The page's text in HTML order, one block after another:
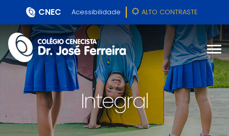
CNEC Acessibilidade ALTO CONTRASTE
Integral